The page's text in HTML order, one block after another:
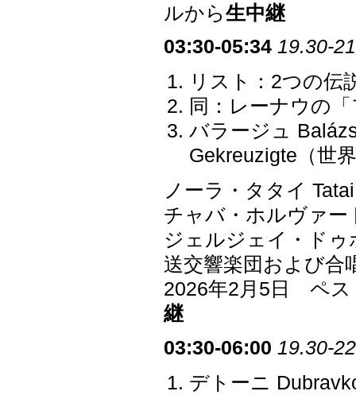
ルから生中継
03:30-05:34 19.30-
リスト：2つの伝
同：レーナウの
バラージュ
Gekreuzigte（世
ノーラ・タタイ
チャバ・ホルヴァー
ジェルジェイ・ド
送交響楽団および合
2026年2月5日 ペス
継
03:30-06:00 19.30-
デトーニ